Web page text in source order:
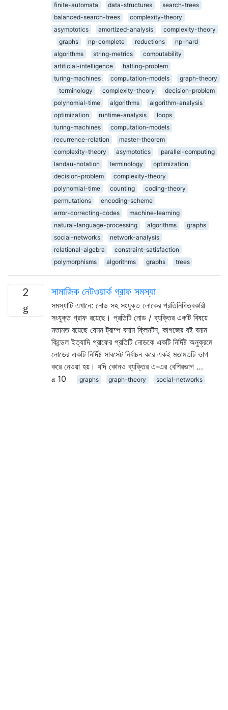
finite-automata
data-structures
search-trees
balanced-search-trees
complexity-theory
asymptotics
amortized-analysis
complexity-theory
graphs
np-complete reductions
np-hard
algorithms
string-metrics
computability
artificial-intelligence
halting-problem
turing-machines
computation-models
graph-theory
terminology
complexity-theory
decision-problem
polynomial-time
algorithms
algorithm-analysis
optimization
runtime-analysis
loops
turing-machines
computation-models
recurrence-relation
master-theorem
complexity-theory
asymptotics
parallel-computing
landau-notation
terminology
optimization
decision-problem
complexity-theory
polynomial-time
counting
coding-theory
permutations
encoding-scheme
error-correcting-codes
machine-learning
natural-language-processing
algorithms
graphs
social-networks
network-analysis
relational-algebra
constraint-satisfaction
polymorphisms
algorithms graphs trees
2 সামাজিক নেটওয়ার্ক গ্রাফ সমস্যা
সমস্যাটি এখানে: নোড সহ সংযুক্ত লোকের প্রতিনিধিত্বকারী
সংযুক্ত গ্রাফ রয়েছে। প্রতিটি নোড / ব্যক্তির একটি বিষয়ে
মতামত রয়েছে যেমন ট্রাম্প বনাম ক্লিনটন, কাগজের বই বনাম
কিন্ডেল ইত্যাদি গ্রাফের প্রতিটি নোডকে একটি নির্দিষ্ট অনুক্রমে
নোডের একটি নির্দিষ্ট সাবসেট নির্বাচন করে একই মতামতটি ভাগ
করে নেওয়া হয়। যদি কোনও ব্যক্তির এ-এর বেশিরভাগ …
10
graphs graph-theory social-networks